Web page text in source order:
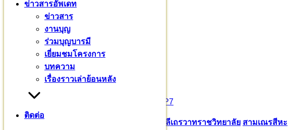
ข่าวสารอัพเดท
ข่าวสาร
งานบุญ
ร่วมบุญบารมี
เยี่ยมชมโครงการ
บทความ
เรื่องราวเล่าย้อนหลัง
ติดต่อ
๐๘๑ – ๙๔๓ – ๒๖๖๕
แม่ชีจิราภรณ์ ชวะศิริ
๐๖๒ – ๒๖๒ – ๒๖๙๓
ป้ายชื่อทางเข้ามหาวชิราลงกรณ
https://goo.gl/maps/Gvg6QCLbeALD7huP7
มหาวชิราลงกรณ​บาลี​เถรวาท​ราช​วิทยาลัย​ สามเณรสีหะ